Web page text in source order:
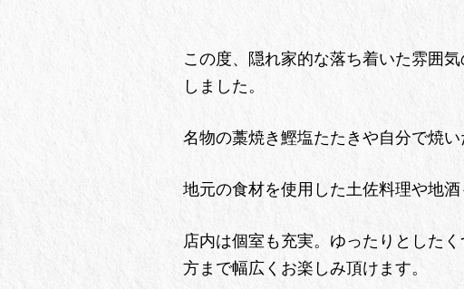
この度、隠れ家的な落ち着いた雰囲
しました。
名物の藁焼き鰹塩たたきや自分で焼い
地元の食材を使用した土佐料理や地酒
店内は個室も充実。ゆったりとした
方まで幅広くお楽しみ頂けます。